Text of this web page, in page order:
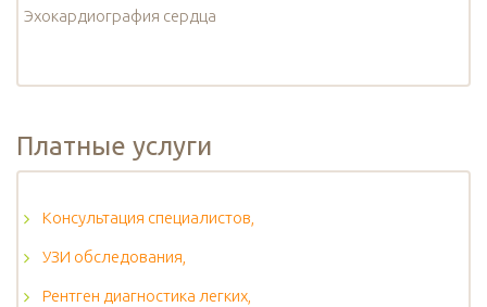
Эхокардиография сердца
Платные услуги
Консультация специалистов,
УЗИ обследования,
Рентген диагностика легких,